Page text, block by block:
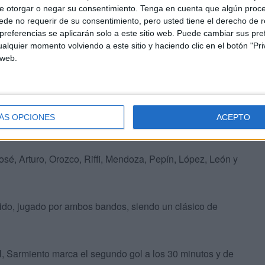
otorgar o negar su consentimiento. Tenga en cuenta que algún
no requerir de su consentimiento, pero usted tiene el derecho de
se aplicarán solo a este sitio web. Puede cambiar sus
momento volviendo a este sitio y haciendo clic en el botón
OPCIONES ACEPTO
con el Imperio de Ceuta, en el primer partido
local derrotó al Algeciras por 2 a 0, marcando el
el 2 a 0 en el minuto 40.
fue el Sr. López Alamillo.
Cacho, Iguarán, Domingo, Nani, Anta, Martos,
Arturo, Orozco, Riffi, Mendoza, Pepín, López, León y
jugado por ambos bandos, siendo un clásico de
marca el segundo gol a los 30 minutos y de